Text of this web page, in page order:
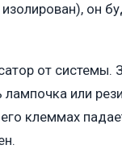
он
от системы.
или
клеммах